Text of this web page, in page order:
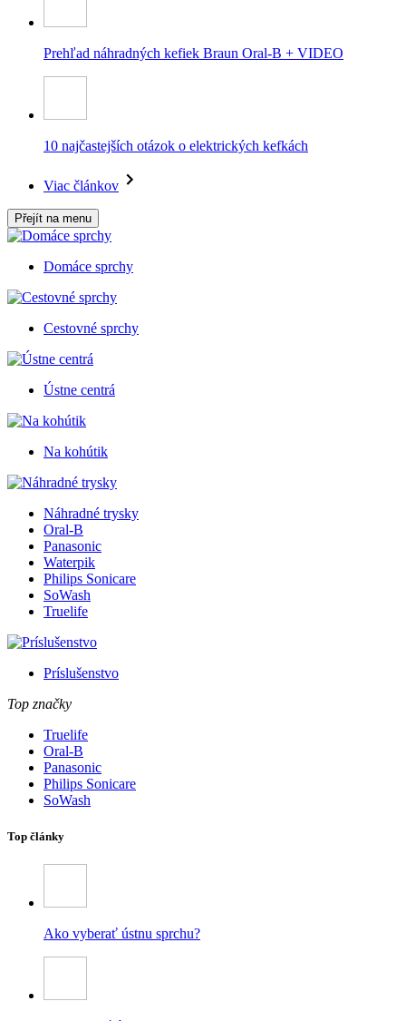
Prehľad náhradných kefiek Braun Oral-B + VIDEO
10 najčastejších otázok o elektrických kefkách
Viac článkov
Přejít na menu
Domáce sprchy
Cestovné sprchy
Ústne centrá
Na kohútik
Náhradné trysky
Oral-B
Panasonic
Waterpik
Philips Sonicare
SoWash
Truelife
Príslušenstvo
Top značky
Truelife
Oral-B
Panasonic
Philips Sonicare
SoWash
Top články
Ako vyberať ústnu sprchu?